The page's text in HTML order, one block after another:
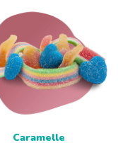
Caramelle